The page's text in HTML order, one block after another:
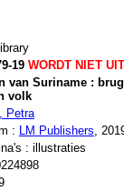
19WORDT NIET
van Suriname :
volk
Petra
: LM Publishers ,
: illustraties